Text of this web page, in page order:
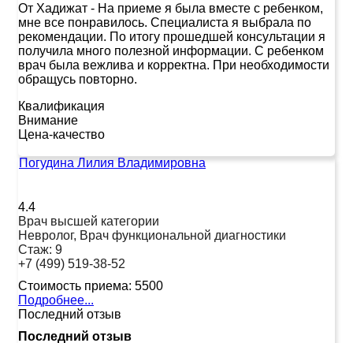
От Хадижат - На приеме я была вместе с ребенком,
мне все понравилось. Специалиста я выбрала по
рекомендации. По итогу прошедшей консультации я
получила много полезной информации. С ребенком
врач была вежлива и корректна. При необходимости
обращусь повторно.
Квалификация
Внимание
Цена-качество
Погудина Лилия Владимировна
4.4
Врач высшей категории
Невролог, Врач функциональной диагностики
Стаж: 9
+7 (499) 519-38-52
Стоимость приема: 5500
Подробнее...
Последний отзыв
Последний отзыв